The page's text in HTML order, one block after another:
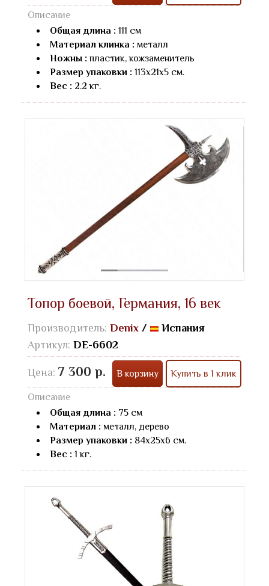
Описание
Общая длина : 111 см
Материал клинка : металл
Ножны :пластик, кожзаменитель
Размер упаковки : 113х21х5 см.
Вес : 2.2 кг.
Топор боевой, Германия, 16 век
Производитель: Denix /
Испания
Артикул: DE-6602
Цена: 7 300 р. В корзину Купить в 1 клик
Описание
Общая длина : 75 см
Материал : металл, дерево
Размер упаковки : 84х25х6 см.
Вес : 1 кг.